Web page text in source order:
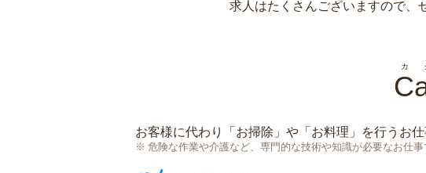
求人はたくさんございますので、
カ
お客様に代わり「 お掃除 」や「 お料理 」を行うお
危険な作業や介護など、専門的な技術や知識が必要なお仕事